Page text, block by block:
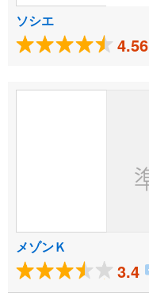
ソシエ
4.56
メゾンＫ
3.4